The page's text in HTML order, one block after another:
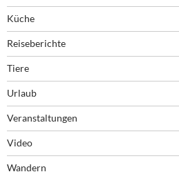
Küche
Reiseberichte
Tiere
Urlaub
Veranstaltungen
Video
Wandern